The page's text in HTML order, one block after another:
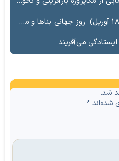
می‌آفریند
شد.
شده‌اند*